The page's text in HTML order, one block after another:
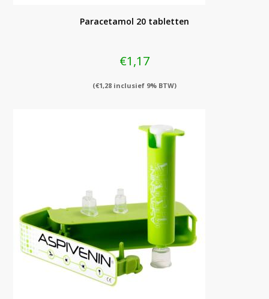
Paracetamol 20 tabletten
€1,17
(€1,28 inclusief 9% BTW)